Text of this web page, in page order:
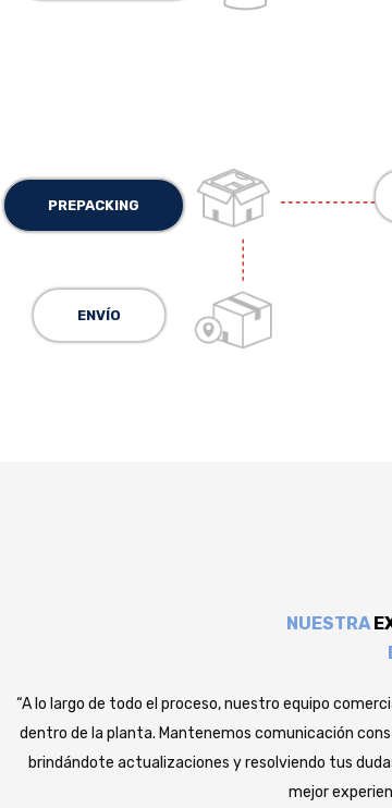
PREPACKING
ENVÍO
NUESTRA
“A lo largo de todo el proceso, nuestro equipo
dentro de la planta. Mantenemos comunicación
brindándote actualizaciones y resolviendo tus
mejor